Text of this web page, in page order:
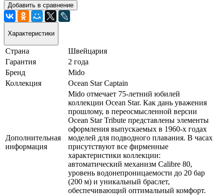
Добавить в сравнение
Характеристики
Страна
Швейцария
Гарантия
2 года
Бренд
Mido
Коллекция
Ocean Star Captain
Дополнительная
информация
Mido отмечает 75-летний юбилей
коллекции Ocean Star. Как дань уважения
прошлому, в переосмысленной версии
Ocean Star Tribute представлены элементы
оформления выпускаемых в 1960-х годах
моделей для подводного плавания. В часах
присутствуют все фирменные
характеристики коллекции:
автоматический механизм Calibre 80,
уровень водонепроницаемости до 20 бар
(200 м) и уникальный браслет,
обеспечивающий оптимальный комфорт.